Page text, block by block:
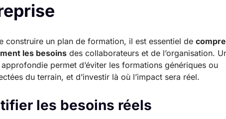
construire un plan de formation, il est essentiel de
les besoinsdes collaborateurs et de l’organisation.
permet d’éviter les formations génériques ou
du terrain, et d’investir là où l’impact sera réel.
les besoins réels